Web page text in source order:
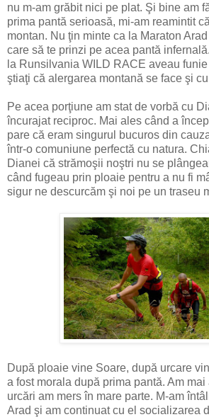
nu m-am grăbit nici pe plat. Şi bine am
prima pantă serioasă, mi-am reamintit
montan. Nu ţin minte ca la Maraton
care să te prinzi pe acea pantă
la Runsilvania WILD RACE aveau
ştiaţi că alergarea montană se face şi
Pe acea porţiune am stat de vorbă cu
încurajat reciproc. Mai ales când a
pare că eram singurul bucuros din
într-o comuniune perfectă cu natura.
Dianei că strămoşii noştri nu se
când fugeau prin ploaie pentru a nu fi
sigur ne descurcăm şi noi pe un traseu
După ploaie vine Soare, după urcare
a fost morala după prima pantă. Am
urcări am mers în mare parte. M-am
Arad şi am continuat cu el socializarea